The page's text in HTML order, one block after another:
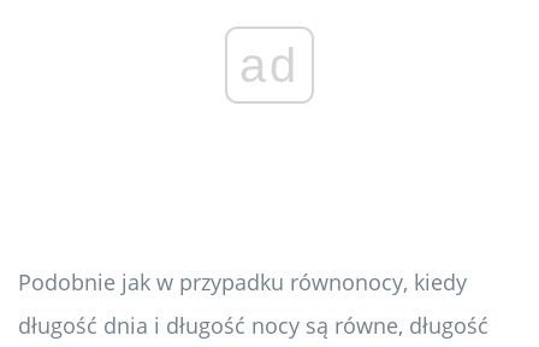
ad
Podobnie jak w przypadku równonocy, kiedy
długość dnia i długość nocy są równe, długość